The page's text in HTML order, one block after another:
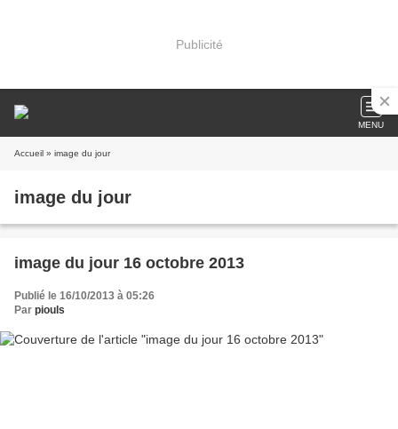
Publicité
MENU
Accueil » image du jour
image du jour
image du jour 16 octobre 2013
Publié le 16/10/2013 à 05:26
Par piouls